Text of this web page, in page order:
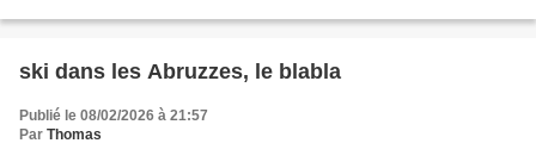
ski dans les Abruzzes, le blabla
Publié le 08/02/2026 à 21:57
Par Thomas